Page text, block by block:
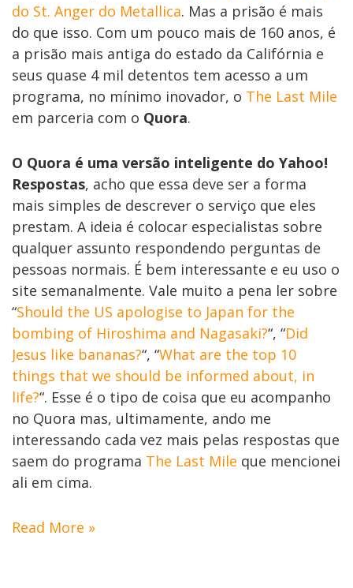
do St. Anger do Metallica. Mas a prisão é mais
do que isso. Com um pouco mais de 160 anos, é
a prisão mais antiga do estado da Califórnia e
seus quase 4 mil detentos tem acesso a um
programa, no mínimo inovador, o The Last Mile
em parceria com o Quora.
O Quora é uma versão inteligente do Yahoo!
Respostas, acho que essa deve ser a forma
mais simples de descrever o serviço que eles
prestam. A ideia é colocar especialistas sobre
qualquer assunto respondendo perguntas de
pessoas normais. É bem interessante e eu uso o
site semanalmente. Vale muito a pena ler sobre
“Should the US apologise to Japan for the
bombing of Hiroshima and Nagasaki?“, “Did
Jesus like bananas?“, “What are the top 10
things that we should be informed about, in
life?“. Esse é o tipo de coisa que eu acompanho
no Quora mas, ultimamente, ando me
interessando cada vez mais pelas respostas que
saem do programa The Last Mile que mencionei
ali em cima.
Read More »